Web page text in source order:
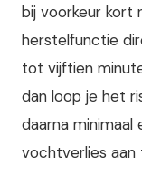
bij voorkeur kort
herstelfunctie
tot vijftien
dan loop je het
daarna
vochtverlies aan